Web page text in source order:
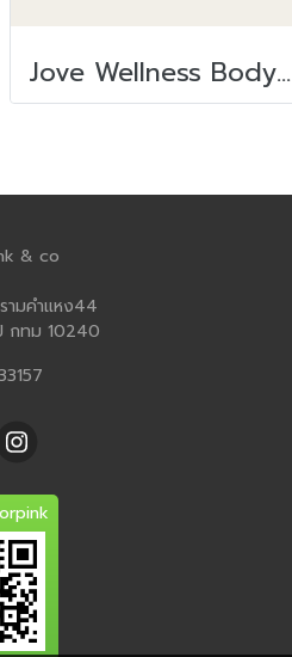
Jove Wellness Body Wash 300 ml.
& co
ามคำแหง44
กทม 10240